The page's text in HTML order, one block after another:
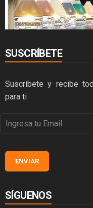
SUSCRÍBETE
Suscríbete y recibe
para ti
SÍGUENOS